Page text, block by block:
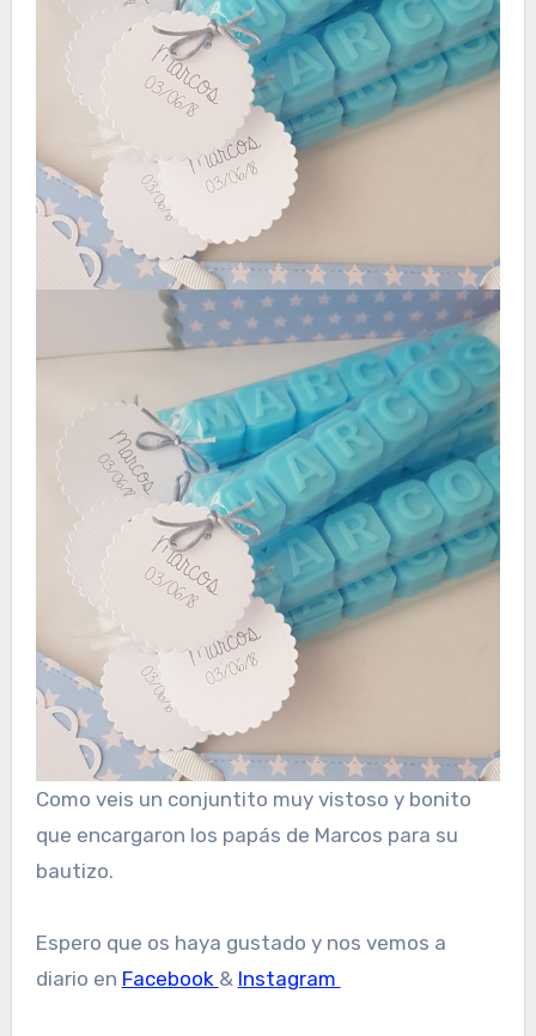
Como veis un conjuntito muy vistoso y bonito
que encargaron los papás de Marcos para su
bautizo.
Espero que os haya gustado y nos vemos a
diario en Facebook & Instagram